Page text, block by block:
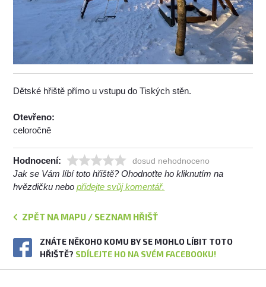
Dětské hřiště přímo u vstupu do Tiských stěn.
Otevřeno:
celoročně
Hodnocení: dosud nehodnoceno
Jak se Vám líbí toto hřiště? Ohodnoťte ho kliknutím na
hvězdičku nebopřidejte svůj komentář.
ZPĚT NA MAPU / SEZNAM HŘIŠŤ
ZNÁTE NĚKOHO KOMU BY SE MOHLO LÍBIT TOTO
HŘIŠTĚ? SDÍLEJTE HO NA SVÉM FACEBOOKU!